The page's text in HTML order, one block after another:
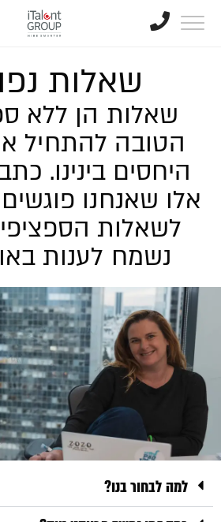
שאלות
שאלות הן ללא
הטובה להתחיל
היחסים בינינו.
אלו שאנחנו
לשאלות
נשמח לענות
למה לבחור בנו?